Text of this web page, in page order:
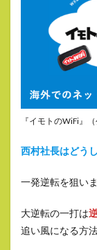
『イモトのWiFi』（
西村社長はどう
一発逆転を狙い
大逆転の一打は
追い風になる方